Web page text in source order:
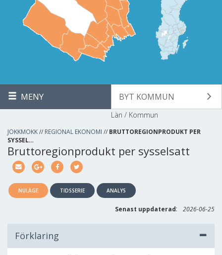
MENY BYT KOMMUN
Län / Kommun
JOKKMOKK// REGIONAL EKONOMI // BRUTTOREGIONPRODUKT PER
SYSSEL…
Bruttoregionprodukt per sysselsatt
NULÄGE TIDSSERIE ANALYS
Senast uppdaterad: 2026-06-25
Förklaring